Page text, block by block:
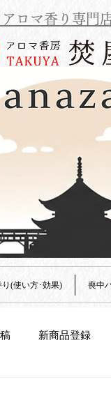
ロマ香り専門
り(使い方･効果) 喪中
新商品登録